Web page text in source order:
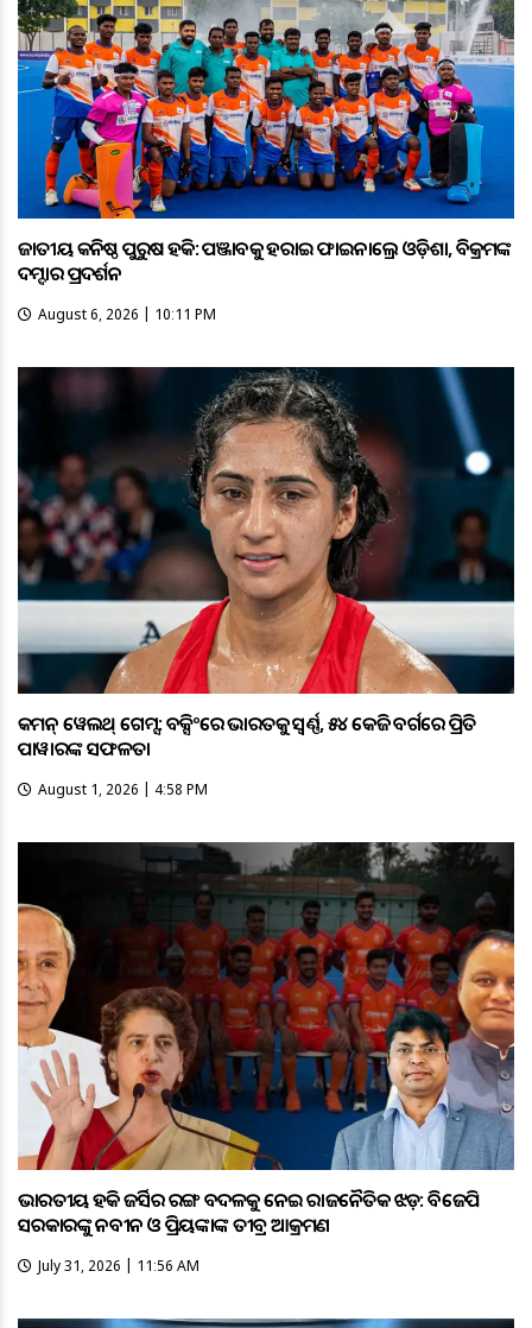
ଜାତୀୟ କନିଷ୍ଠ ପୁରୁଷ ହକି: ପଞ୍ଜାବକୁ ହରାଇ ଫାଇନାଲ୍ରେ ଓଡ଼ିଶା, ବିକ୍ରମଙ୍କ
ଦମ୍ଦାର ପ୍ରଦର୍ଶନ
August 6, 2026 | 10:11 PM
କମନ୍ ୱେଲଥ୍ ଗେମ୍ସ: ବକ୍ସିଂରେ ଭାରତକୁ ସ୍ବର୍ଣ୍ଣ, ୫୪ କେଜି ବର୍ଗରେ ପ୍ରିତି
ପାୱାରଙ୍କ ସଫଳତା
August 1, 2026 | 4:58 PM
ଭାରତୀୟ ହକି ଜର୍ସିର ରଙ୍ଗ ବଦଳକୁ ନେଇ ରାଜନୈତିକ ଝଡ଼: ବିଜେପି
ସରକାରଙ୍କୁ ନବୀନ ଓ ପ୍ରିୟଙ୍କାଙ୍କ ତୀବ୍ର ଆକ୍ରମଣ
July 31, 2026 | 11:56 AM